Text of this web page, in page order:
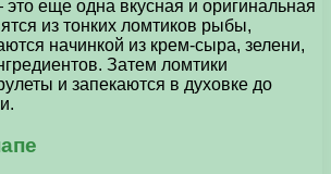
еще одна вкусная и оригинальная
из тонких ломтиков рыбы,
начинкой из крем-сыра, зелени,
Затем ломтики
и запекаются в духовке до